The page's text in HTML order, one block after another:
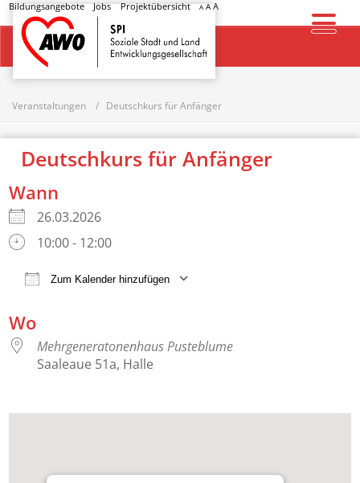
Bildungsangebote Jobs Projektübersicht A AA
Startseite
Veranstaltungen Deutschkurs für Anfänger
Deutschkurs für Anfänger
Wann
26.03.2026
10:00 - 12:00
Zum Kalender hinzufügen
Wo
Mehrgeneratonenhaus Pusteblume
Saaleaue 51a, Halle